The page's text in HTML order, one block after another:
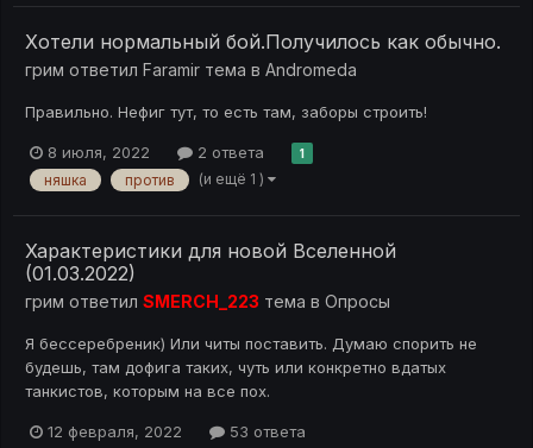
Хотели нормальный бой.Получилось как обычно.
грим ответил Faramir тема в Andromeda
Правильно. Нефиг тут, то есть там, заборы строить!
8 июля, 2022 2 ответа 1
няшка против (и ещё 1 )
Характеристики для новой Вселенной
(01.03.2022)
грим ответил SMERCH_223 тема в Опросы
Я бессеребреник) Или читы поставить. Думаю спорить не
будешь, там дофига таких, чуть или конкретно вдатых
танкистов, которым на все пох.
12 февраля, 2022 53 ответа